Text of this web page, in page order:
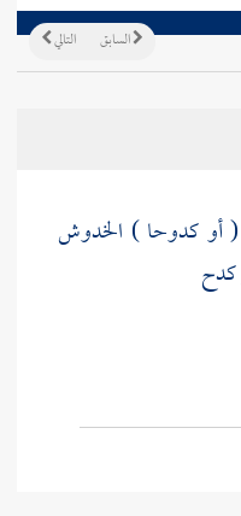
التالي السابق
( أو كدوحا ) الخدوش